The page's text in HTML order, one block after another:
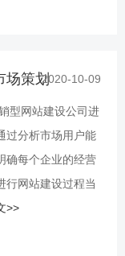
场策划2020-10-09
型网站建设公司进
过分析市场用户能
确每个企业的经营
行网站建设过程当
>>